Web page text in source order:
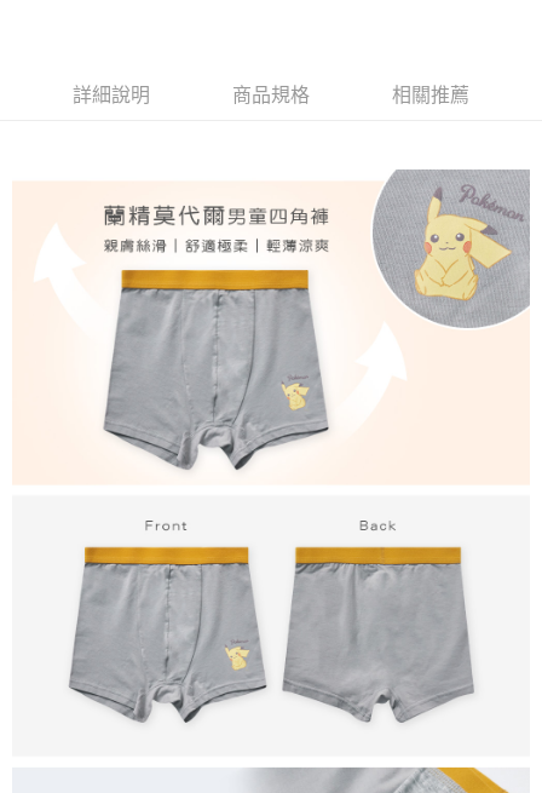
ATM付款
每筆NT$80，滿NT$899(含以上)免運費
付款後全家取貨
每筆NT$80，滿NT$859(含以上)免運費
7-11取貨付款
每筆NT$80，滿NT$899(含以上)免運費
付款後7-11取貨
每筆NT$80，滿NT$859(含以上)免運費
每筆NT$85，滿NT$859(含以上)免運費
詳細說明 商品規格 相關推薦